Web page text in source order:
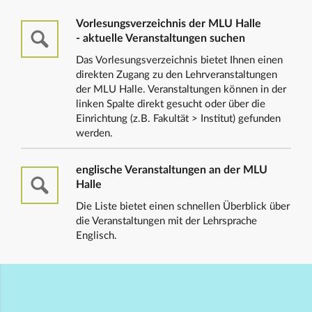
Vorlesungsverzeichnis der MLU Halle
- aktuelle Veranstaltungen suchen
Das Vorlesungsverzeichnis bietet Ihnen einen
direkten Zugang zu den Lehrveranstaltungen
der MLU Halle. Veranstaltungen können in der
linken Spalte direkt gesucht oder über die
Einrichtung (z.B. Fakultät > Institut) gefunden
werden.
englische Veranstaltungen an der MLU
Halle
Die Liste bietet einen schnellen Überblick über
die Veranstaltungen mit der Lehrsprache
Englisch.